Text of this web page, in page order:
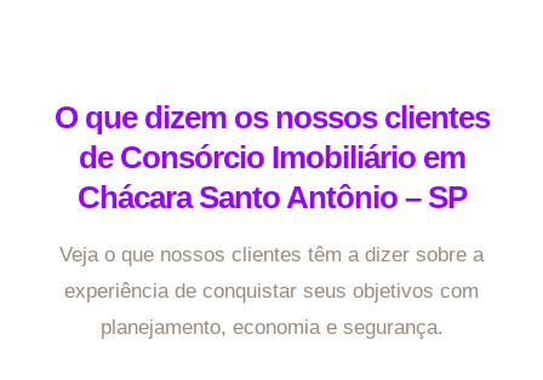
O que dizem os nossos clientes
de Consórcio Imobiliário em
Chácara Santo Antônio – SP
Veja o que nossos clientes têm a dizer sobre a
experiência de conquistar seus objetivos com
planejamento, economia e segurança.